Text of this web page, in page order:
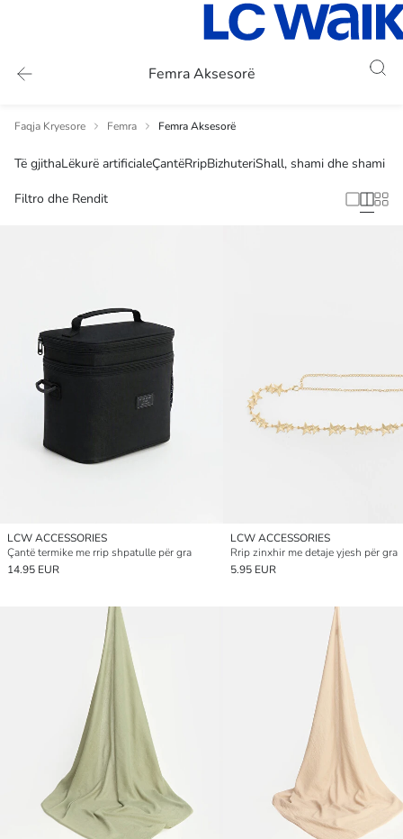
Femra Aksesorë
Faqja Kryesore Femra Femra Aksesorë
Të gjithaLëkurë artificialeÇantëRripBizhuteriShall, shami dhe shami
Filtro dhe Rendit
LCW ACCESSORIES
Çantë termike me rrip shpatulle për gra
14.95 EUR
LCW ACCESSORIES
Rrip zinxhir me detaje yjesh për gra
5.95 EUR